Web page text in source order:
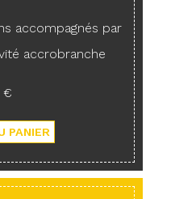
accompagnés par
accrobranche
€